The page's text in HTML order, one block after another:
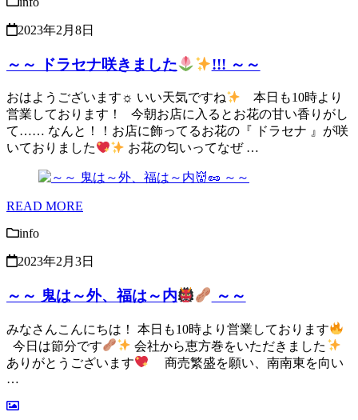
2023年2月8日
～～ ドラセナ咲きました !!! ～～
おはようございます☼ いい天気ですね
本日も10時より
営業しております！ 今朝お店に入るとお花の甘い香りがし
て…… なんと！！お店に飾ってるお花の『 ドラセナ 』が咲
いておりました
お花の匂いってなぜ …
READ MORE
info
2023年2月3日
～～ 鬼は～外、福は～内 ～～
みなさんこんにちは！ 本日も10時より営業しております
今日は節分です
会社から恵方巻をいただきました
ありがとうございます
商売繁盛を願い、南南東を向い
…